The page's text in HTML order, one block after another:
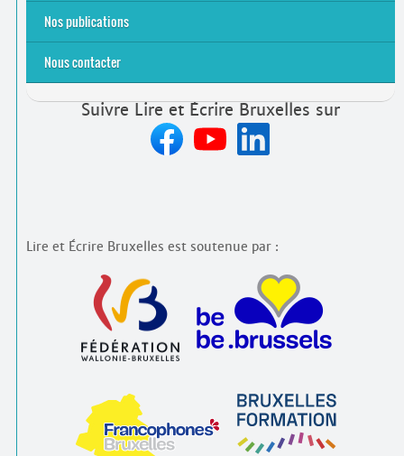
Emplois rémunérés
Bénévolat
Candidature spontanée à Lire et Écrire Bruxelles
Nos publications
Nous contacter
Suivre Lire et Écrire Bruxelles sur
Lire et Écrire Bruxelles est soutenue par :